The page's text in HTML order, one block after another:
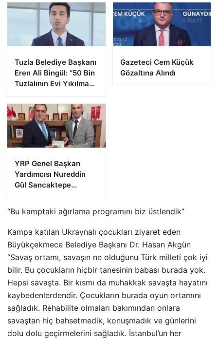
Tuzla Belediye Başkanı
Eren Ali Bingül: “50 Bin
Tuzlalının Evi Yıkılma
Gazeteci Cem Küçük
Gözaltına Alındı
YRP Genel Başkan
Yardımcısı Nureddin
Gül Sancaktepe
Geldi
“Bu kamptaki ağırlama programını biz üstlendik”
Kampa katılan Ukraynalı çocukları ziyaret eden
Büyükçekmece Belediye Başkanı Dr. Hasan Akgün
“Savaş ortamı, savaşın ne olduğunu Türk milleti çok iyi
bilir. Bu çocukların hiçbir tanesinin babası burada yok.
Hepsi savaşta. Bir kısmı da muhakkak savaşta hayatını
kaybedenlerdendir. Çocukların burada oyun ortamını
sağladık. Rehabilite olmaları bakımından onlara
savaştan hiç bahsetmedik, konuşmadık ve günlerini
dolu dolu geçirmelerini sağladık. İstanbul’un her